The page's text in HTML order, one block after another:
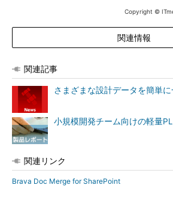
Copyright ©
関連情報
関連記事
さまざまな設計データを簡単
小規模開発チーム向けの軽量
関連リンク
Brava Doc Merge for SharePoint